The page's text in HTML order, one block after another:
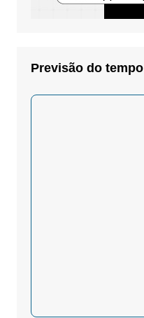
Previsão do tempo